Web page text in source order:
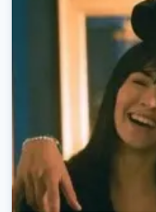
SAMANA